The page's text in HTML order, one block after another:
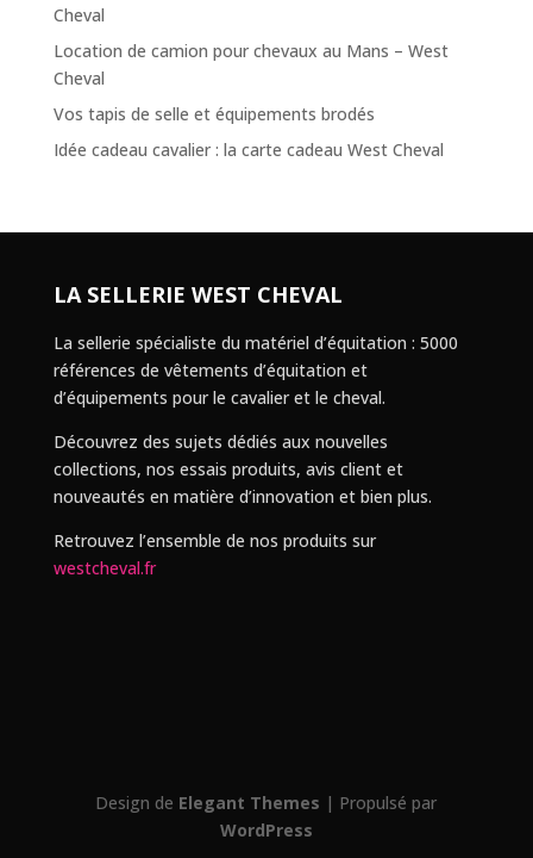
Cheval
Location de camion pour chevaux au Mans – West
Cheval
Vos tapis de selle et équipements brodés
Idée cadeau cavalier : la carte cadeau West Cheval
LA SELLERIE WEST CHEVAL
La sellerie spécialiste du matériel d’équitation : 5000
références de vêtements d’équitation et
d’équipements pour le cavalier et le cheval.
Découvrez des sujets dédiés aux nouvelles
collections, nos essais produits, avis client et
nouveautés en matière d’innovation et bien plus.
Retrouvez l’ensemble de nos produits sur
westcheval.fr
Design de Elegant Themes | Propulsé par
WordPress